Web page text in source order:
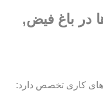
در باغ فیض,
کاری تخصص دارد: